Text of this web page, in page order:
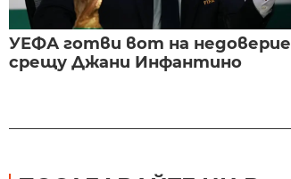
УЕФА готви вот на недоверие
срещу Джани Инфантино